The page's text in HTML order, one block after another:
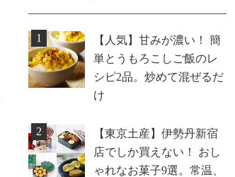
1
【人気】甘みが濃い！ 簡
単とうもろこしご飯のレ
シピ2品。炒めて混ぜるだ
け
2
【東京土産】伊勢丹新宿
店でしか買えない！ おし
ゃれなお菓子9選。常温、